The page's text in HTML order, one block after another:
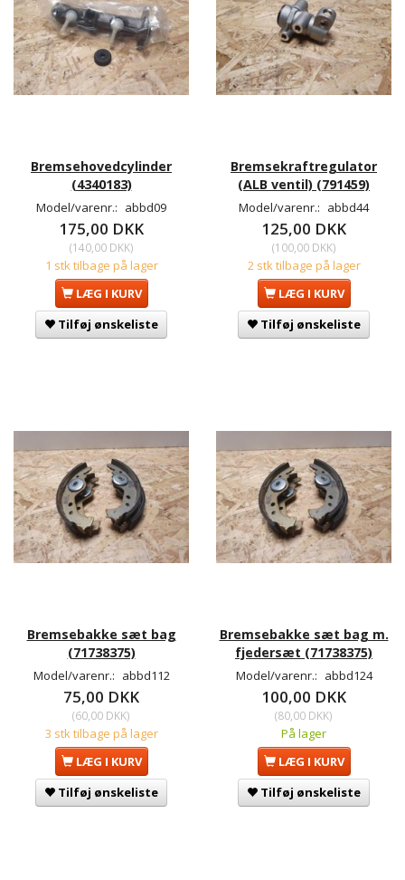
Bremsehovedcylinder
(4340183)
Model/varenr.: abbd09
175,00 DKK
(140,00 DKK)
1 stk tilbage på lager
LÆG I KURV
Tilføj ønskeliste
Bremsekraftregulator
(ALB ventil) (791459)
Model/varenr.: abbd44
125,00 DKK
(100,00 DKK)
2 stk tilbage på lager
LÆG I KURV
Tilføj ønskeliste
Bremsebakke sæt bag
(71738375)
Model/varenr.: abbd112
75,00 DKK
(60,00 DKK)
3 stk tilbage på lager
LÆG I KURV
Tilføj ønskeliste
Bremsebakke sæt bag m.
fjedersæt (71738375)
Model/varenr.: abbd124
100,00 DKK
(80,00 DKK)
På lager
LÆG I KURV
Tilføj ønskeliste